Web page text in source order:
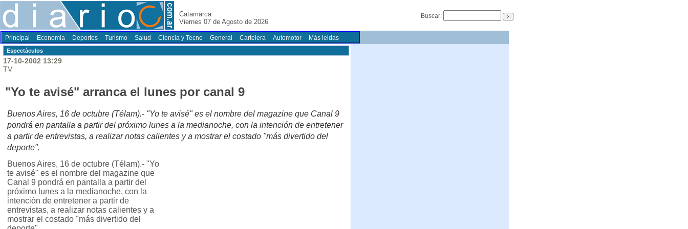
Catamarca
Viernes 07 de Agosto de 2026
Buscar:
Principal Economia Deportes Turismo Salud Ciencia y Tecno General Cartelera Automotor Más leidas
Espectáculos
17-10-2002 13:29
TV
"Yo te avisé" arranca el lunes por canal 9
Buenos Aires, 16 de octubre (Télam).- "Yo te avisé" es el nombre del magazine que Canal 9
pondrá en pantalla a partir del próximo lunes a la medianoche, con la intención de entretener
a partir de entrevistas, a realizar notas calientes y a mostrar el costado "más divertido del
deporte".
Buenos Aires, 16 de octubre (Télam).- "Yo
te avisé" es el nombre del magazine que
Canal 9 pondrá en pantalla a partir del
próximo lunes a la medianoche, con la
intención de entretener a partir de
entrevistas, a realizar notas calientes y a
mostrar el costado "más divertido del